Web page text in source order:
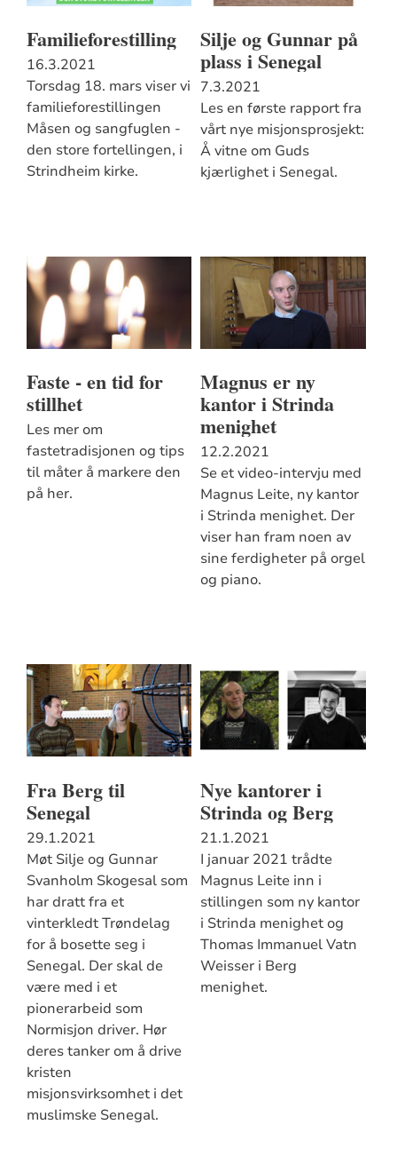
Familieforestilling
16.3.2021
Torsdag 18. mars viser vi
familieforestillingen
Måsen og sangfuglen -
den store fortellingen, i
Strindheim kirke.
Silje og Gunnar på
plass i Senegal
7.3.2021
Les en første rapport fra
vårt nye misjonsprosjekt:
Å vitne om Guds
kjærlighet i Senegal.
Faste - en tid for
stillhet
Les mer om
fastetradisjonen og tips
til måter å markere den
på her.
Magnus er ny
kantor i Strinda
menighet
12.2.2021
Se et video-intervju med
Magnus Leite, ny kantor
i Strinda menighet. Der
viser han fram noen av
sine ferdigheter på orgel
og piano.
Fra Berg til
Senegal
29.1.2021
Møt Silje og Gunnar
Svanholm Skogesal som
har dratt fra et
vinterkledt Trøndelag
for å bosette seg i
Senegal. Der skal de
være med i et
pionerarbeid som
Normisjon driver. Hør
deres tanker om å drive
kristen
misjonsvirksomhet i det
muslimske Senegal.
Nye kantorer i
Strinda og Berg
21.1.2021
I januar 2021 trådte
Magnus Leite inn i
stillingen som ny kantor
i Strinda menighet og
Thomas Immanuel Vatn
Weisser i Berg
menighet.